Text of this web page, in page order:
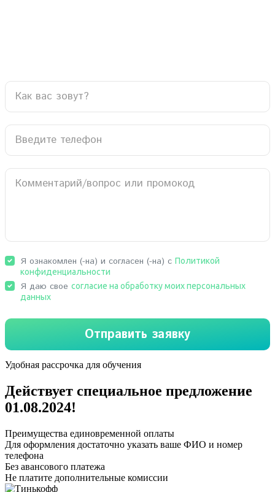
Удобная рассрочка для обучения
Действует специальное предложение
01.08.2024!
Преимущества единовременной оплаты
Для оформления достаточно указать ваше ФИО и номер
телефона
Без авансового платежа
Не платите дополнительные комиссии